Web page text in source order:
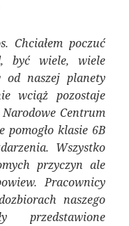
Chciałem poczuć
być wiele, wiele
naszej planety
wciąż pozostaje
Centrum
klasie 6B
Wszystko
przyczyn ale
Pracownicy
naszego
przedstawione